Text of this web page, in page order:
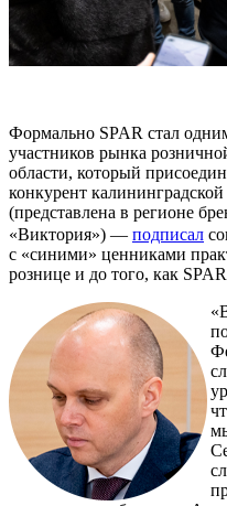
Формально SPAR стал
участников рынка
области, который
конкурент
(представлена в регионе
«Виктория») — подписал
с «синими» ценниками
рознице и до того, как